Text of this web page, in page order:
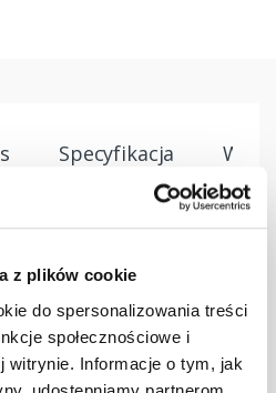
z plików cookie
do spersonalizowania treści
społecznościowe i
witrynie. Informacje o tym, jak
Specyfikacja
ławy
DB/DC
szt –